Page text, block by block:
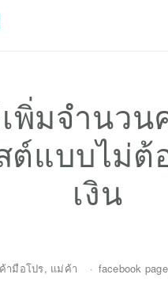
เพิ่มจำนว
ต์แบบไม่ต้
เงิน
ามือโปร, แม่ค้า
facebook page